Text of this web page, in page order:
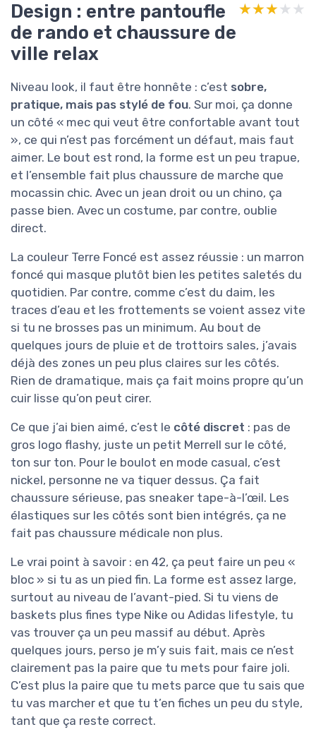
Design : entre pantoufle
de rando et chaussure de
ville relax
★★★★★
★★★★★
Niveau look, il faut être honnête : c’est sobre,
pratique, mais pas stylé de fou. Sur moi, ça donne
un côté « mec qui veut être confortable avant tout
», ce qui n’est pas forcément un défaut, mais faut
aimer. Le bout est rond, la forme est un peu trapue,
et l’ensemble fait plus chaussure de marche que
mocassin chic. Avec un jean droit ou un chino, ça
passe bien. Avec un costume, par contre, oublie
direct.
La couleur Terre Foncé est assez réussie : un marron
foncé qui masque plutôt bien les petites saletés du
quotidien. Par contre, comme c’est du daim, les
traces d’eau et les frottements se voient assez vite
si tu ne brosses pas un minimum. Au bout de
quelques jours de pluie et de trottoirs sales, j’avais
déjà des zones un peu plus claires sur les côtés.
Rien de dramatique, mais ça fait moins propre qu’un
cuir lisse qu’on peut cirer.
Ce que j’ai bien aimé, c’est le côté discret : pas de
gros logo flashy, juste un petit Merrell sur le côté,
ton sur ton. Pour le boulot en mode casual, c’est
nickel, personne ne va tiquer dessus. Ça fait
chaussure sérieuse, pas sneaker tape-à-l’œil. Les
élastiques sur les côtés sont bien intégrés, ça ne
fait pas chaussure médicale non plus.
Le vrai point à savoir : en 42, ça peut faire un peu «
bloc » si tu as un pied fin. La forme est assez large,
surtout au niveau de l’avant-pied. Si tu viens de
baskets plus fines type Nike ou Adidas lifestyle, tu
vas trouver ça un peu massif au début. Après
quelques jours, perso je m’y suis fait, mais ce n’est
clairement pas la paire que tu mets pour faire joli.
C’est plus la paire que tu mets parce que tu sais que
tu vas marcher et que tu t’en fiches un peu du style,
tant que ça reste correct.